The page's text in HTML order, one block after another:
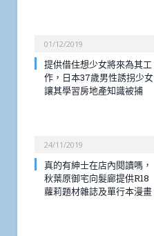
01/12/2019
提供借住想少女將來為其工
作，日本37歲男性誘拐少女
讓其學習房地產知識被捕
24/11/2019
真的有紳士在店內閱讀嗎，
秋葉原御宅向髮廊提供R18
蘿莉題材雜誌及單行本漫畫